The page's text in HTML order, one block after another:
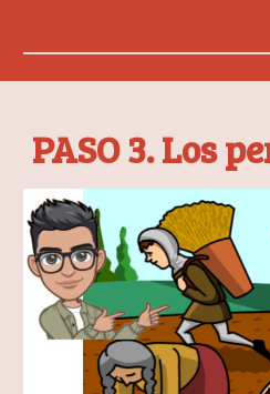
PASO 3. Los